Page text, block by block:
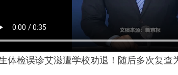
体检误诊艾滋遭学校劝退！随后多次复查